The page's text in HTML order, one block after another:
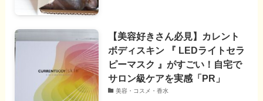
【美容好きさん必見】カレント
ボディスキン 『 LEDライトセラ
ピーマスク 』がすごい！自宅で
サロン級ケアを実感「PR」
美容・コスメ・香水